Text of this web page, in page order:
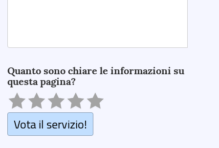
Quanto sono chiare le informazioni su
questa pagina?
Vota il servizio!